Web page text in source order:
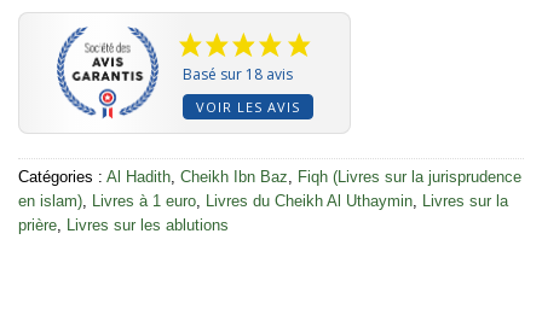
Basé sur 18 avis
VOIR LES AVIS
Catégories : Al Hadith Cheikh Ibn Baz
Fiqh (Livres sur la jurisprudence
en islam)
Livres à 1 euro Livres du Cheikh Al Uthaymin
Livres sur la
prière
Livres sur les ablutions